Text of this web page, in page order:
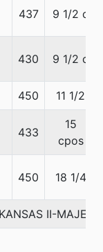
437 9 1/2 c
430 9 1/2 c
450 11 1/2
433
15
cpos
450 18 1/4
II-